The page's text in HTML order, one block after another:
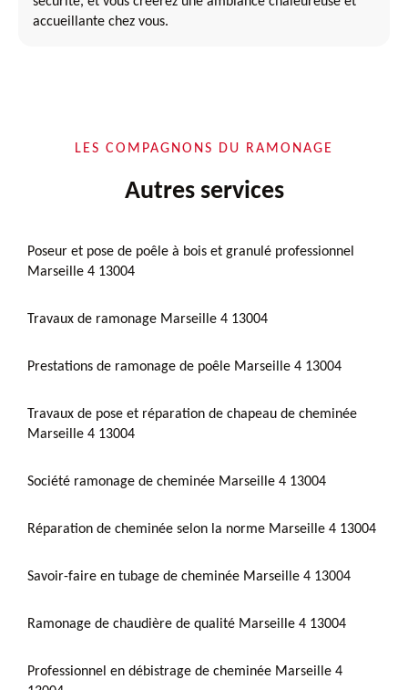
accueillante chez vous.
LES COMPAGNONS DU RAMONAGE
Autres services
Poseur et pose de poêle à bois et granulé professionnel
Marseille 4 13004
Travaux de ramonage Marseille 4 13004
Prestations de ramonage de poêle Marseille 4 13004
Travaux de pose et réparation de chapeau de cheminée
Marseille 4 13004
Société ramonage de cheminée Marseille 4 13004
Réparation de cheminée selon la norme Marseille 4 13004
Savoir-faire en tubage de cheminée Marseille 4 13004
Ramonage de chaudière de qualité Marseille 4 13004
Professionnel en débistrage de cheminée Marseille 4